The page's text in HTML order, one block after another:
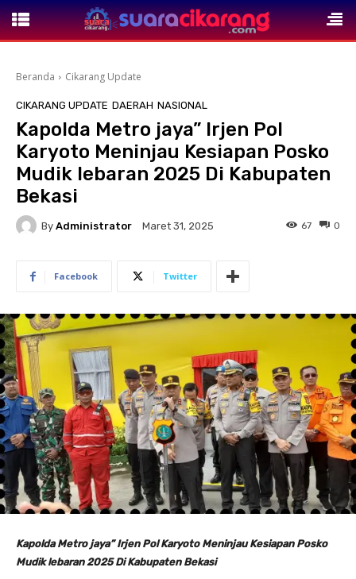
Beranda Cikarang Update
CIKARANG UPDATE DAERAH NASIONAL
Kapolda Metro jaya” Irjen Pol
Karyoto Meninjau Kesiapan Posko
Mudik lebaran 2025 Di Kabupaten
Bekasi
By Administrator Maret 31, 2025 0
67
Facebook Twitter
Kapolda Metro jaya” Irjen Pol Karyoto Meninjau Kesiapan Posko
Mudik lebaran 2025 Di Kabupaten Bekasi